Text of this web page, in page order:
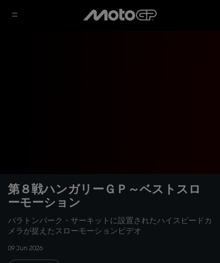
第８戦ハンガリーＧＰ～ベストスロ
ーモーション
バラトンパーク・サーキットに設置されたハイスピードカ
メラが捉えたスローモーションビデオ
09 Jun 2026